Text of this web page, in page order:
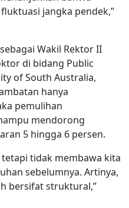
jangka pendek,”
Wakil Rektor II
di bidang Public
of South Australia,
hanya
pemulihan
mendorong
5 hingga 6 persen.
tidak membawa kita
sebelumnya. Artinya,
bersifat struktural,”